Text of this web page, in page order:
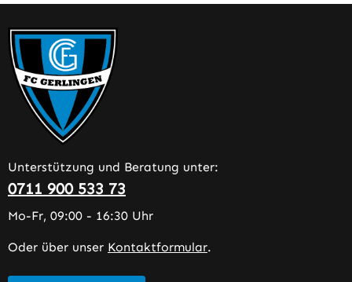
Unterstützung und Beratung unter:
0711 900 533 73
Mo-Fr, 09:00 - 16:30 Uhr
Oder über unser Kontaktformular.